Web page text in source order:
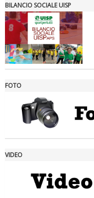
BILANCIO SOCIALE UISP
FOTO
VIDEO